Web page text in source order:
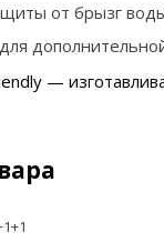
от брызг
—